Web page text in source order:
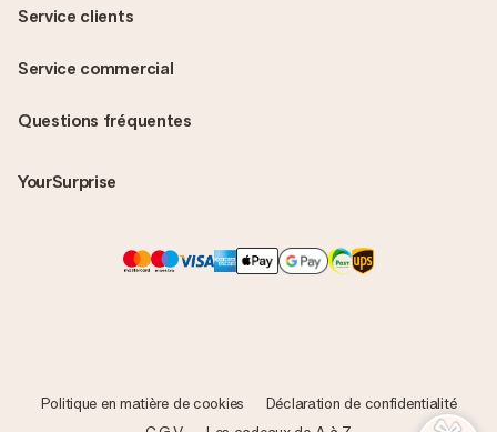
Questions fréquentes
YourSurprise
Service clients
Service commercial
Politique en matière de cookies
Déclaration de confidentialité